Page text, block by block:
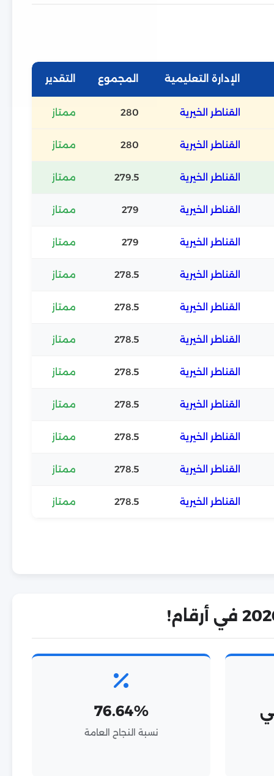
الإدارة التعليمية المجموع التقدير
القناطر الخيرية 280 ممتاز
القناطر الخيرية 280 ممتاز
القناطر الخيرية 279.5 ممتاز
القناطر الخيرية 279 ممتاز
القناطر الخيرية 279 ممتاز
القناطر الخيرية 278.5 ممتاز
القناطر الخيرية 278.5 ممتاز
القناطر الخيرية 278.5 ممتاز
القناطر الخيرية 278.5 ممتاز
القناطر الخيرية 278.5 ممتاز
القناطر الخيرية 278.5 ممتاز
القناطر الخيرية 278.5 ممتاز
القناطر الخيرية 278.5 ممتاز
76.64%
نسبة النجاح العامة